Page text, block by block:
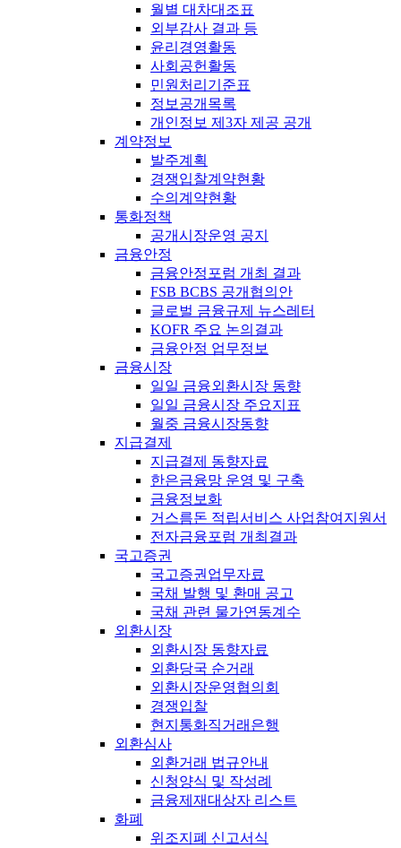
월별 대차대조표
외부감사 결과 등
윤리경영활동
사회공헌활동
민원처리기준표
정보공개목록
개인정보 제3자 제공 공개
계약정보
발주계획
경쟁입찰계약현황
수의계약현황
통화정책
공개시장운영 공지
금융안정
금융안정포럼 개최 결과
FSB BCBS 공개협의안
글로벌 금융규제 뉴스레터
KOFR 주요 논의결과
금융안정 업무정보
금융시장
일일 금융외환시장 동향
일일 금융시장 주요지표
월중 금융시장동향
지급결제
지급결제 동향자료
한은금융망 운영 및 구축
금융정보화
거스름돈 적립서비스 사업참여지원서
전자금융포럼 개최결과
국고증권
국고증권업무자료
국채 발행 및 환매 공고
국채 관련 물가연동계수
외환시장
외환시장 동향자료
외환당국 순거래
외환시장운영협의회
경쟁입찰
현지통화직거래은행
외환심사
외환거래 법규안내
신청양식 및 작성례
금융제재대상자 리스트
화폐
위조지폐 신고서식